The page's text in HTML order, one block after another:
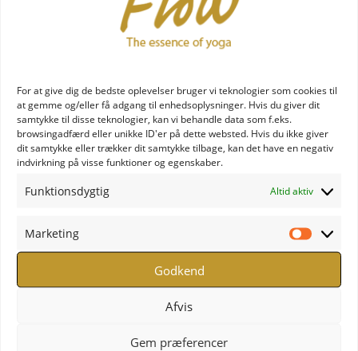
For at give dig de bedste oplevelser bruger vi teknologier som cookies til
at gemme og/eller få adgang til enhedsoplysninger. Hvis du giver dit
samtykke til disse teknologier, kan vi behandle data som f.eks.
browsingadfærd eller unikke ID'er på dette websted. Hvis du ikke giver
dit samtykke eller trækker dit samtykke tilbage, kan det have en negativ
indvirkning på visse funktioner og egenskaber.
Funktionsdygtig Altid aktiv
Marketing
Godkend
Afvis
Gem præferencer
YOGA Retreats - Læs mere